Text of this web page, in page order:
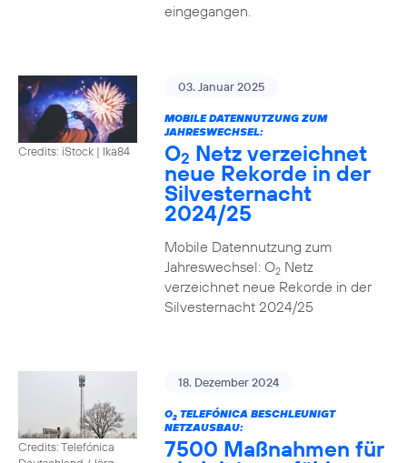
eingegangen.
Credits: iStock | Ika84
03. Januar 2025
MOBILE DATENNUTZUNG ZUM
JAHRESWECHSEL:
O2 Netz verzeichnet
neue Rekorde in der
Silvesternacht
2024/25
Mobile Datennutzung zum
Jahreswechsel: O2Netz
verzeichnet neue Rekorde in der
Silvesternacht 2024/25
Credits: Telefónica
18. Dezember 2024
O2TELEFÓNICA BESCHLEUNIGT
NETZAUSBAU:
7500 Maßnahmen für